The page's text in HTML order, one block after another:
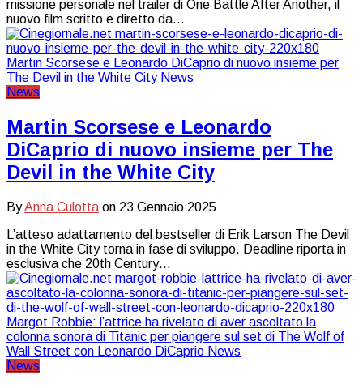
missione personale nel trailer di One Battle After Another, il
nuovo film scritto e diretto da…
News
Martin Scorsese e Leonardo
DiCaprio di nuovo insieme per The
Devil in the White City
ByAnna Culotta on 23 Gennaio 2025
L’atteso adattamento del bestseller di Erik Larson The Devil
in the White City torna in fase di sviluppo. Deadline riporta in
esclusiva che 20th Century…
News